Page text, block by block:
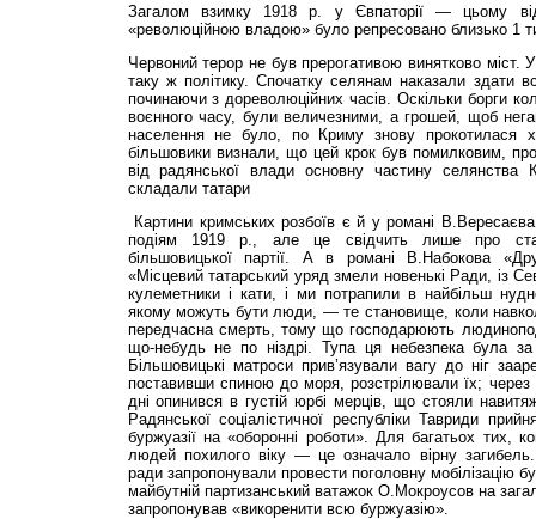
Загалом взимку 1918 р. у Євпаторії — цьому
«революційною владою» було репресовано близько 1
Червоний терор не був прерогативою винятково міст.
таку ж політику. Спочатку селянам наказали здати
починаючи з дореволюційних часів. Оскільки борги
воєнного часу, були величезними, а грошей, щоб
населення не було, по Криму знову прокотилася
більшовики визнали, що цей крок був помилковим,
від радянської влади основну частину селянства
складали татари
Картини кримських розбоїв є й у романі
подіям 1919 р., але це свідчить лише про
більшовицької партії. А в романі В.Набокова
«Місцевий татарський уряд змели новенькі Ради, із
кулеметники і кати, і ми потрапили в найбільш
якому можуть бути люди, — те становище, коли
передчасна смерть, тому що господарюють
що-небудь не по ніздрі. Тупа ця небезпека була
Більшовицькі матроси прив’язували вагу до ніг
поставивши спиною до моря, розстрілювали їх;
дні опинився в густій юрбі мерців, що стояли
Радянської соціалістичної республіки Тавриди
буржуазії на «оборонні роботи». Для багатьох тих,
людей похилого віку — це означало вірну
ради запропонували провести поголовну мобілізацію
майбутній партизанський ватажок О.Мокроусов на
запропонував «викоренити всю буржуазію».